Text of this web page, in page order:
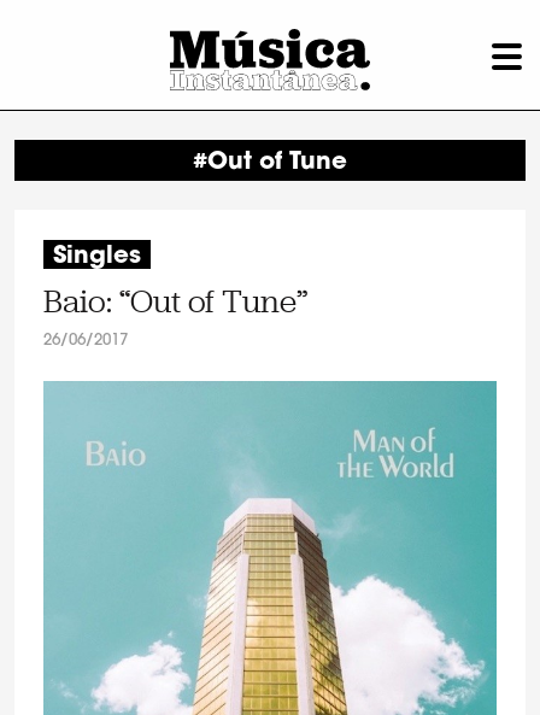
#Out of Tune
Singles
Baio: “Out of Tune”
26/06/2017